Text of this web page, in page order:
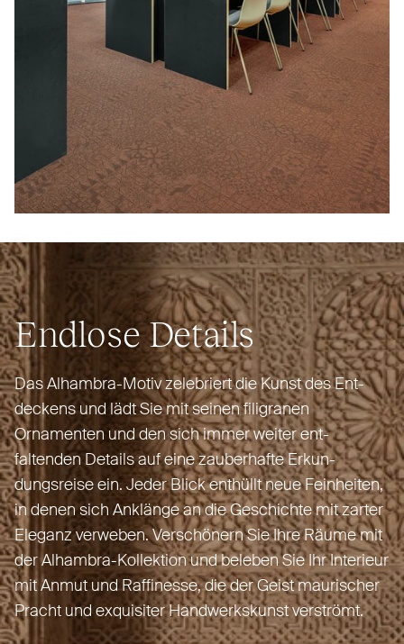
Endlose Details
Das Alhambra-Motiv zelebriert die Kunst des Ent­
deckens und lädt Sie mit seinen filigranen
Ornamenten und den sich immer weiter ent­
faltenden Details auf eine zau­berhafte Erkun­
dungsreise ein. Jeder Blick enthüllt neue Feinheiten,
in denen sich Anklänge an die Geschichte mit zarter
Eleganz verweben. Ver­schönern Sie Ihre Räume mit
der Alhambra-Kol­lektion und beleben Sie Ihr Interieur
mit Anmut und Raf­finesse, die der Geist mau­rischer
Pracht und exquisiter Hand­werkskunst verströmt.